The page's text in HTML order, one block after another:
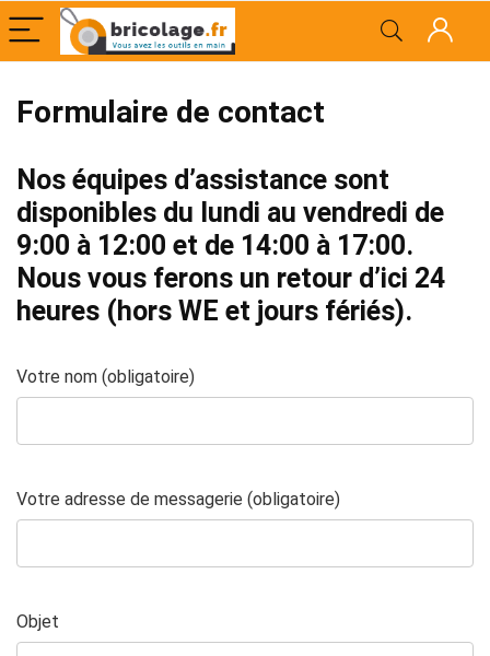
Formulaire de contact
Nos équipes d’assistance sont
disponibles du lundi au vendredi de
9:00 à 12:00 et de 14:00 à 17:00.
Nous vous ferons un retour d’ici 24
heures (hors WE et jours fériés).
Votre nom (obligatoire)
Votre adresse de messagerie (obligatoire)
Objet